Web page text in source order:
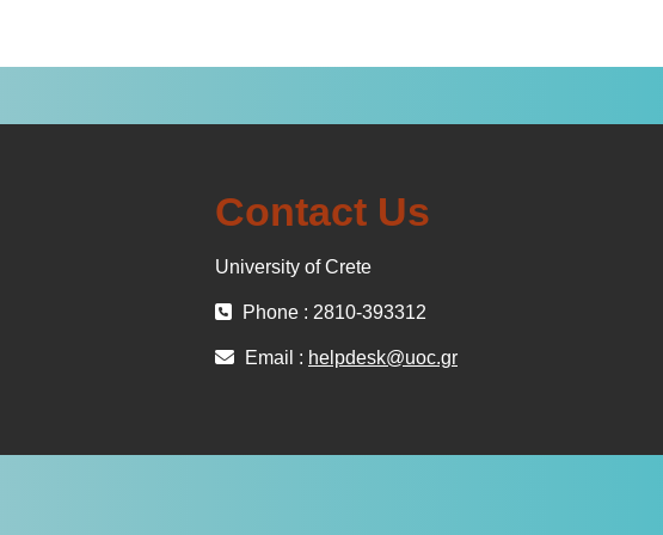
Contact Us
University of Crete
Phone : 2810-393312
Email : helpdesk@uoc.gr